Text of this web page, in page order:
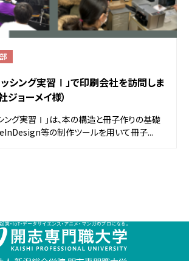
ッシング実習Ⅰ」で印刷会社を訪問しま
ジョーメイ様）
ング実習Ⅰ」は、本の構造と冊子作りの基礎
等の制作ツールを用いて冊子...